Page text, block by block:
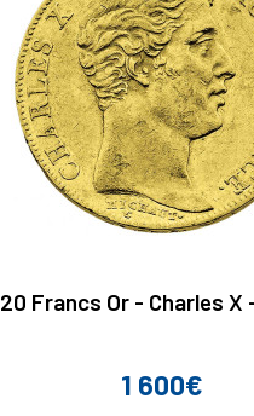
20 Francs Or - Charles X
Prix
1 600€